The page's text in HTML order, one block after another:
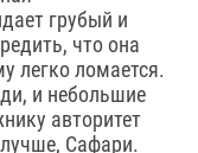
грубый и
что она
легко ломается.
и небольшие
авторитет
Сафари.